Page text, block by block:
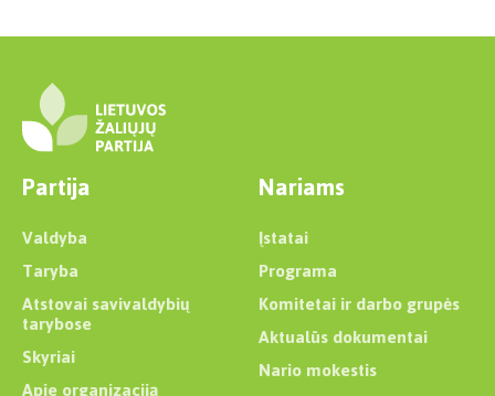
Partija
Valdyba
Taryba
Atstovai savivaldybių
tarybose
Skyriai
Nariams
Įstatai
Programa
Komitetai ir darbo grupės
Aktualūs dokumentai
Nario mokestis